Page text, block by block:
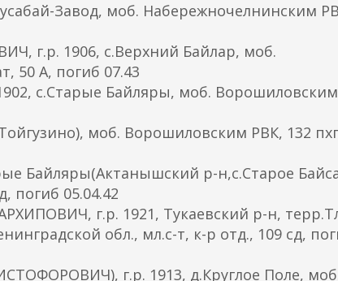
Завод, моб. Набережночелнинским
г.р. 1906, с.Верхний Байлар, моб.
50 А, погиб 07.43
с.Старые Байляры, моб.
моб. Ворошиловским РВК, 132
Байляры(Актанышский р-н,с.Старое
погиб 05.04.42
г.р. 1921, Тукаевский р-н,
обл., мл.с-т, к-р отд., 109 сд,
г.р. 1913, д.Круглое Поле,